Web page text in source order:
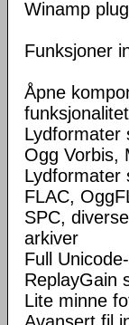
Winamp
Funksjoner
Åpne
Lydformater
Ogg Vorbis,
Lydformater
FLAC,
SPC,
arkiver
Full
ReplayGain
Lite minne